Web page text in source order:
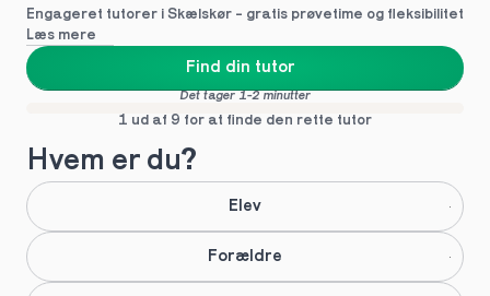
Engageret tutorer i Skælskør - gratis prøvetime og fleksibilitet
Læs mere
Find din tutor
Det tager 1-2 minutter
1 ud af 9 for at finde den rette tutor
Hvem er du?
Elev
Forældre